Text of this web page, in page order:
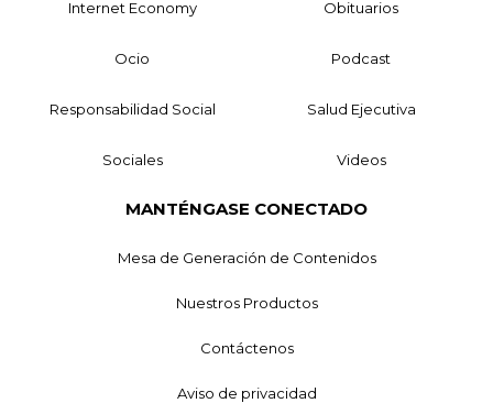
Internet Economy Obituarios
Ocio Podcast
Responsabilidad Social Salud Ejecutiva
Sociales Videos
MANTÉNGASE CONECTADO
Mesa de Generación de Contenidos
Nuestros Productos
Contáctenos
Aviso de privacidad